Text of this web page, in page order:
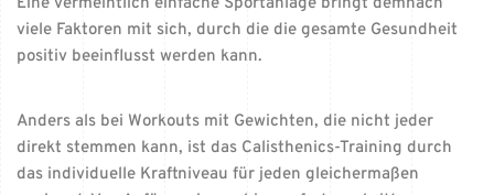
Eine vermeintlich einfache Sportanlage bringt demnach
viele Faktoren mit sich, durch die die gesamte Gesundheit
positiv beeinflusst werden kann.
Anders als bei Workouts mit Gewichten, die nicht jeder
direkt stemmen kann, ist das Calisthenics-Training durch
das individuelle Kraftniveau für jeden gleichermaßen